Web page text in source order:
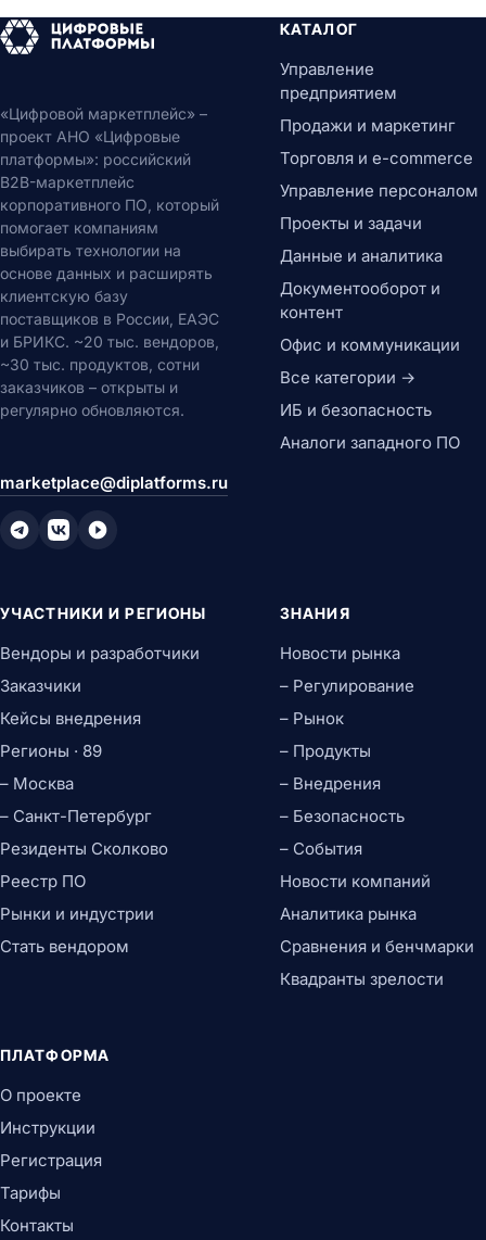
«Цифровой маркетплейс» –
проект АНО «Цифровые
платформы»: российский
B2B-маркетплейс
корпоративного ПО, который
помогает компаниям
выбирать технологии на
основе данных и расширять
клиентскую базу
поставщиков в России, ЕАЭС
и БРИКС. ~20 тыс. вендоров,
~30 тыс. продуктов, сотни
заказчиков – открыты и
регулярно обновляются.
marketplace@diplatforms.ru
КАТАЛОГ
Управление
предприятием
Продажи и маркетинг
Торговля и e-commerce
Управление персоналом
Проекты и задачи
Данные и аналитика
Документооборот и
контент
Офис и коммуникации
Все категории →
ИБ и безопасность
Аналоги западного ПО
УЧАСТНИКИ И РЕГИОНЫ
Вендоры и разработчики
Заказчики
Кейсы внедрения
Регионы · 89
– Москва
– Санкт-Петербург
Резиденты Сколково
Реестр ПО
Рынки и индустрии
Стать вендором
ЗНАНИЯ
Новости рынка
– Регулирование
– Рынок
– Продукты
– Внедрения
– Безопасность
– События
Новости компаний
Аналитика рынка
Сравнения и бенчмарки
Квадранты зрелости
ПЛАТФОРМА
О проекте
Инструкции
Регистрация
Тарифы
Контакты